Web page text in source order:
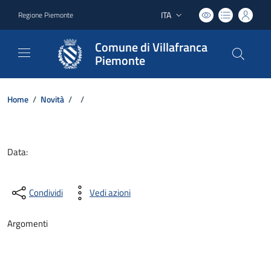
Regione Piemonte Lingua attiva:
ITA
Comune di Villafranca
Piemonte
Home / Novità / /
Data:
Condividi Vedi azioni
Argomenti